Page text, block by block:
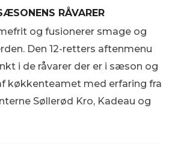
RÅVARER
og fusionerer smage og
Den 12-retters aftenmenu
i de råvarer der er i sæson og
køkkenteamet med erfaring fra
Søllerød Kro, Kadeau og